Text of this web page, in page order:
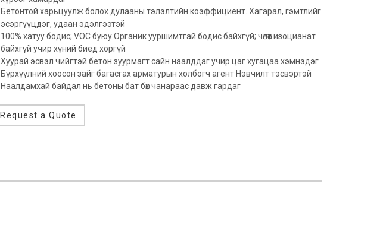
Бетонтой харьцуулж болох дулааны тэлэлтийн коэффициент. Хагарал, гэмтлийг
эсэргүүцдэг, удаан эдэлгээтэй
100% хатуу бодис; VOC буюу Органик ууршимтгай бодис байхгүй; чөлөөт изоцианат
байхгүй учир хүний биед хоргүй
Хуурай эсвэл чийгтэй бетон зуурмагт сайн наалддаг учир цаг хугацаа хэмнэдэг
Бүрхүүлний хоосон зайг багасгах арматурын холбогч агент Нэвчилт тэсвэртэй
Наалдамхай байдал нь бетоны бат бөх чанараас давж гардаг
Request a Quote